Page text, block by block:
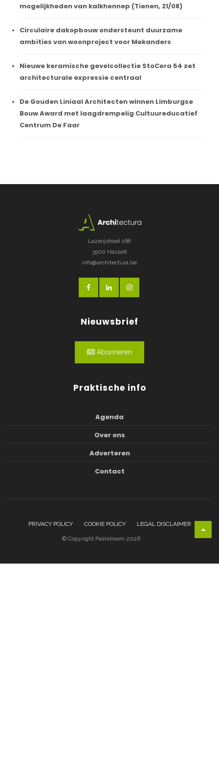
mogelijkheden van kalkhennep (Tienen, 21/08)
Circulaire dakopbouw ondersteunt duurzame
ambities van woonproject voor Mekanders
Nieuwe keramische gevelcollectie StoCera 54 zet
architecturale expressie centraal
De Gouden Liniaal Architecten winnen Limburgse
Bouw Award met laagdrempelig Cultuureducatief
Centrum De Faar
Lazarijstraat 168
3500 Hasselt
info@architectura.be
Nieuwsbrief
Abonneren
Praktische info
Agenda
Over ons
Adverteren
Contact
PRIVACY POLICY COOKIE POLICY LEGAL DISCLAIMER
© Copyright Palindroom 2026